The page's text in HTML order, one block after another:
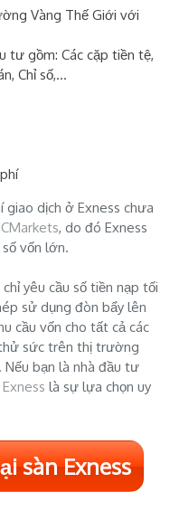
Vàng Thế Giới với
tư gồm: Các cặp tiền tệ,
Chỉ số,...
giao dịch ở Exness chưa
, do đó Exness
vốn lớn.
yêu cầu số tiền nạp tối
sử dụng đòn bẩy lên
cầu vốn cho tất cả các
sức trên thị trường
Nếu bạn là nhà đầu tư
Exness là sự lựa chọn uy
sàn Exness